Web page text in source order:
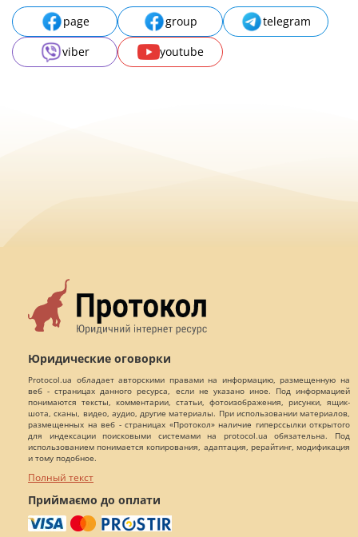
page group
telegram
viber
youtube
Юридические оговорки
Protocol.ua обладает авторскими правами на информацию, размещенную на
веб - страницах данного ресурса, если не указано иное. Под информацией
понимаются тексты, комментарии, статьи, фотоизображения, рисунки, ящик-
шота, сканы, видео, аудио, другие материалы. При использовании материалов,
размещенных на веб - страницах «Протокол» наличие гиперссылки открытого
для индексации поисковыми системами на protocol.ua обязательна. Под
использованием понимается копирования, адаптация, рерайтинг, модификация
и тому подобное.
Полный текст
Приймаємо до оплати